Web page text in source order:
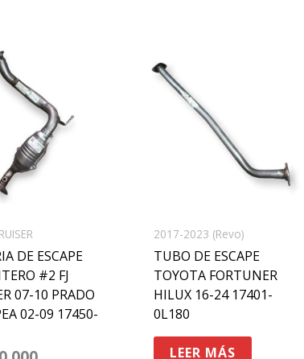
DE ESCAPE
#2 FJ
07-10 PRADO
02-09 17450-
2017-2023 (Revo)
TUBO DE ESCAPE
TOYOTA FORTUNER
HILUX 16-24 17401-
0L180
LEER MÁS